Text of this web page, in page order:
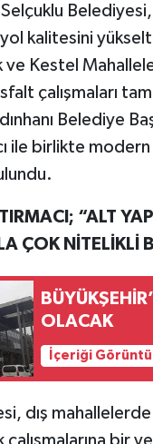
Selçuklu
kalitesini
ve Kestel
çalışmaları
Belediye
ile birlikte
“ALT
ÇOK NİTELİKLİ
OLACAK
İçeriği
dış
bir